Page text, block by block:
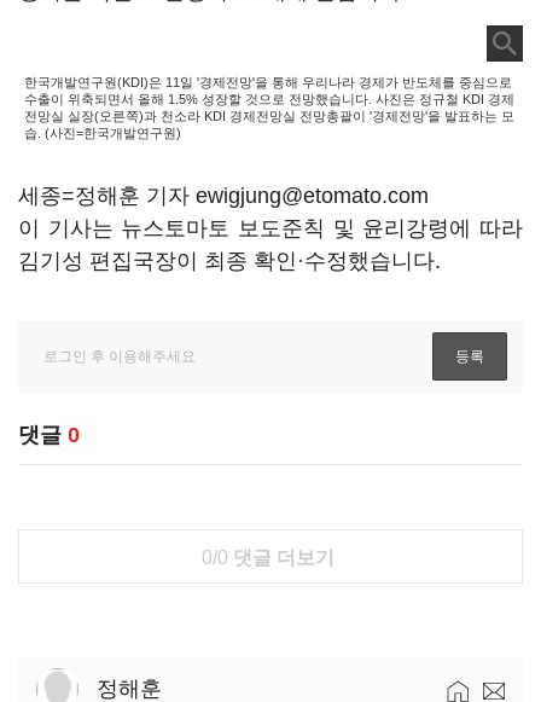
한국개발연구원(KDI)은 11일 '경제전망'을 통해 우리나라 경제가 반도체를 중심으로
수출이 위축되면서 올해 1.5% 성장할 것으로 전망했습니다. 사진은 정규철 KDI 경제
전망실 실장(오른쪽)과 천소라 KDI 경제전망실 전망총괄이 '경제전망'을 발표하는 모
습. (사진=한국개발연구원)
세종=정해훈 기자 ewigjung@etomato.com
이 기사는 뉴스토마토 보도준칙 및 윤리강령에 따라
김기성 편집국장이 최종 확인·수정했습니다.
댓글 0
0/0 댓글 더보기
정해훈